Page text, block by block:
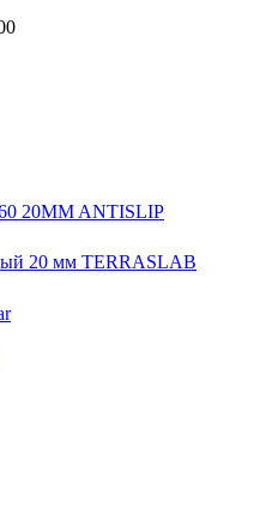
20MM ANTISLIP
20 мм TERRASLAB